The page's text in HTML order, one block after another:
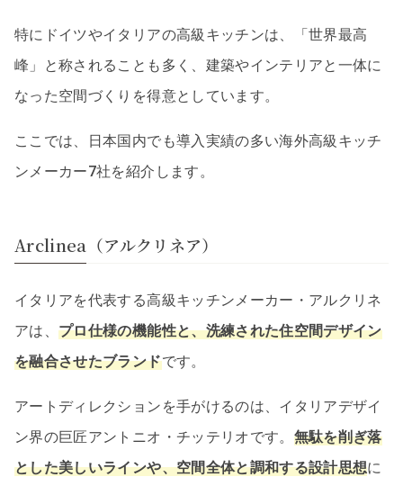
特にドイツやイタリアの高級キッチンは、「世界最高
峰」と称されることも多く、建築やインテリアと一体に
なった空間づくりを得意としています。
ここでは、日本国内でも導入実績の多い海外高級キッチ
ンメーカー7社を紹介します。
Arclinea（アルクリネア）
イタリアを代表する高級キッチンメーカー・アルクリネ
アは、プロ仕様の機能性と、洗練された住空間デザイン
を融合させたブランドです。
アートディレクションを手がけるのは、イタリアデザイ
ン界の巨匠アントニオ・チッテリオです。 無駄を削ぎ落
とした美しいラインや、空間全体と調和する設計思想に